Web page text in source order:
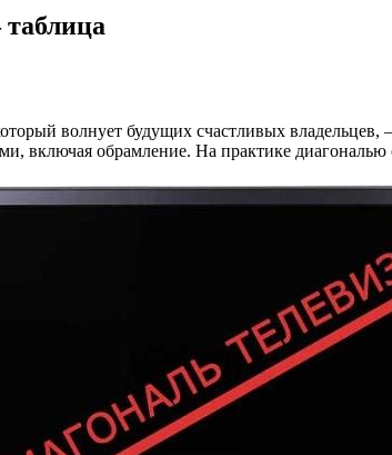
волнует будущих счастливых
включая обрамление. На практике